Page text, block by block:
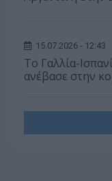
15.07.2026 - 12:43
Το Γαλλία-
ανέβασε στην